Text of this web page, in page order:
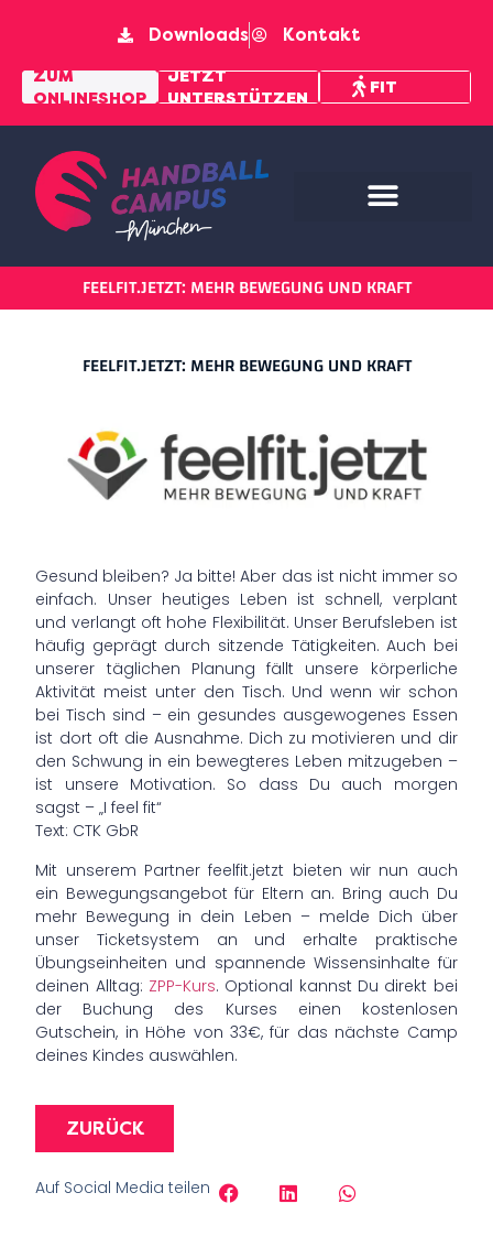
Downloads Kontakt
ZUM
ONLINESHOP
JETZT
UNTERSTÜTZEN
FIT
PFAD
FEELFIT.JETZT: MEHR BEWEGUNG UND KRAFT
FEELFIT.JETZT: MEHR BEWEGUNG UND KRAFT
Gesund bleiben? Ja bitte! Aber das ist nicht immer so
einfach. Unser heutiges Leben ist schnell, verplant
und verlangt oft hohe Flexibilität. Unser Berufsleben ist
häufig geprägt durch sitzende Tätigkeiten. Auch bei
unserer täglichen Planung fällt unsere körperliche
Aktivität meist unter den Tisch. Und wenn wir schon
bei Tisch sind – ein gesundes ausgewogenes Essen
ist dort oft die Ausnahme. Dich zu motivieren und dir
den Schwung in ein bewegteres Leben mitzugeben –
ist unsere Motivation. So dass Du auch morgen
sagst – „I feel fit“
Text: CTK GbR
Mit unserem Partner feelfit.jetzt bieten wir nun auch
ein Bewegungsangebot für Eltern an. Bring auch Du
mehr Bewegung in dein Leben – melde Dich über
unser Ticketsystem an und erhalte praktische
Übungseinheiten und spannende Wissensinhalte für
deinen Alltag: ZPP-Kurs. Optional kannst Du direkt bei
der Buchung des Kurses einen kostenlosen
Gutschein, in Höhe von 33€, für das nächste Camp
deines Kindes auswählen.
ZURÜCK
Auf Social Media teilen